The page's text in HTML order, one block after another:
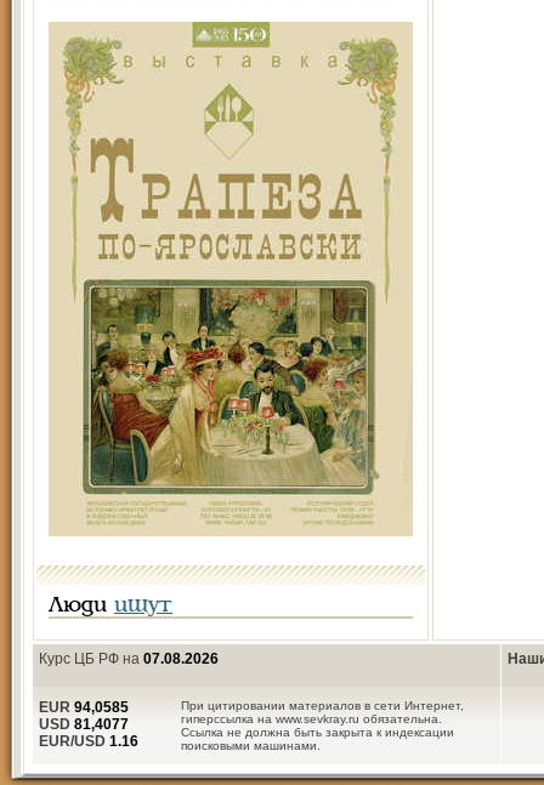
Люди ищут
Курс ЦБ РФ на 07.08.2026
При цитировании материалов в сети Интернет,
гиперссылка на www.sevkray.ru обязательна.
Ссылка не должна быть закрыта к индексации
поисковыми машинами.
EUR 94,0585
USD 81,4077
EUR/USD 1.16